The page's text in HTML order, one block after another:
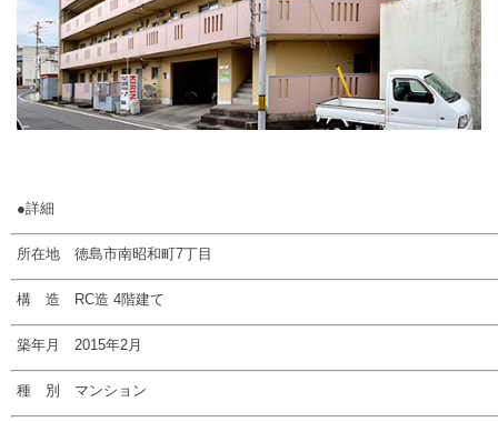
●詳細
所在地 徳島市南昭和町7丁目
構 造 RC造 4階建て
築年月 2015年2月
種 別 マンション